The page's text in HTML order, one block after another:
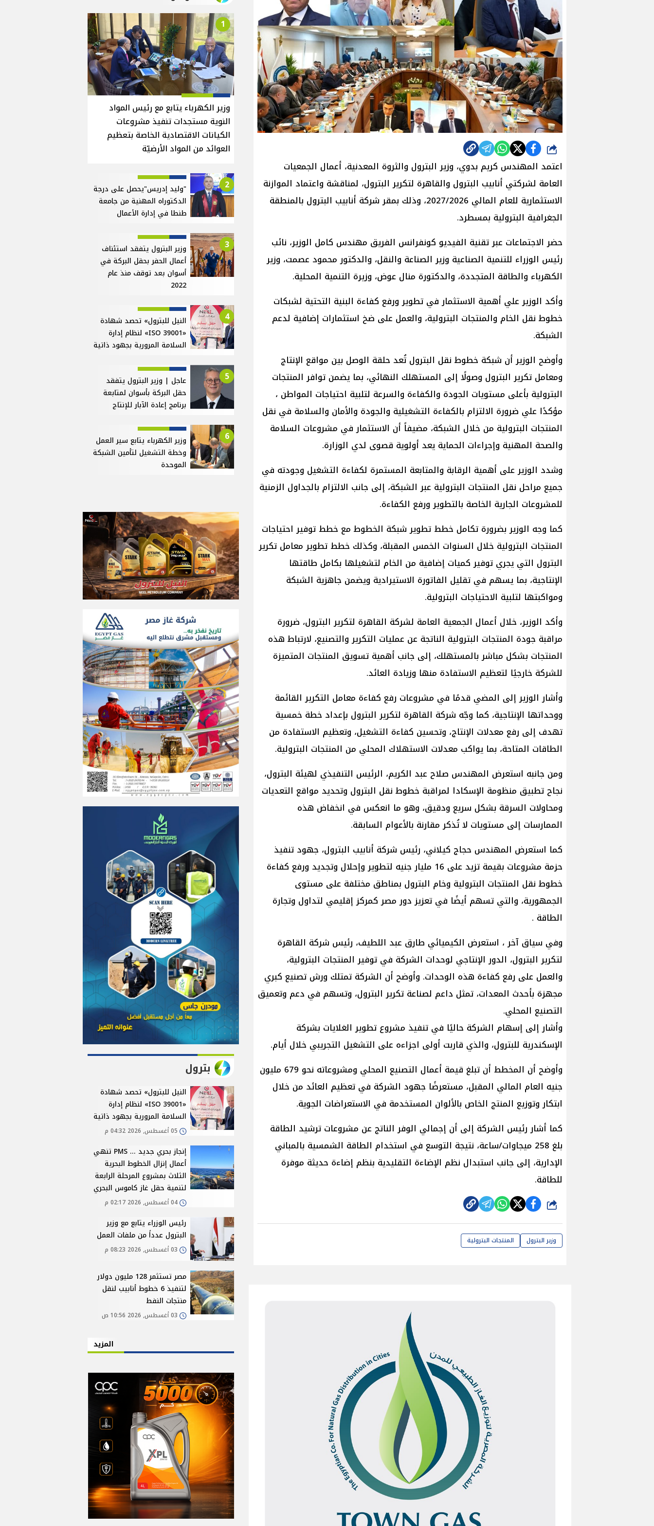
شارك
اعتمد المهندس كريم بدوي، وزير البترول والثروة المعدنية، أعمال الجمعيات
العامة لشركتي أنابيب البترول والقاهرة لتكرير البترول، لمناقشة واعتماد الموازنة
الاستثمارية للعام المالي 2027/2026، وذلك بمقر شركة أنابيب البترول بالمنطقة
الجغرافية البترولية بمسطرد.
حضر الاجتماعات عبر تقنية الفيديو كونفرانس الفريق مهندس كامل الوزير، نائب
رئيس الوزراء للتنمية الصناعية وزير الصناعة والنقل، والدكتور محمود عصمت، وزير
الكهرباء والطاقة المتجددة، والدكتورة منال عوض، وزيرة التنمية المحلية.
وأكد الوزير علي أهمية الاستثمار في تطوير ورفع كفاءة البنية التحتية لشبكات
خطوط نقل الخام والمنتجات البترولية، والعمل على ضخ استثمارات إضافية لدعم
الشبكة.
وأوضح الوزير أن شبكة خطوط نقل البترول تُعد حلقة الوصل بين مواقع الإنتاج
ومعامل تكرير البترول وصولًا إلى المستهلك النهائي، بما يضمن توافر المنتجات
البترولية بأعلى مستويات الجودة والكفاءة والسرعة لتلبية احتياجات المواطن ،
مؤكدًا علي ضرورة الالتزام بالكفاءة التشغيلية والجودة والأمان والسلامة في نقل
المنتجات البترولية من خلال الشبكة، مضيفاً أن الاستثمار في مشروعات السلامة
والصحة المهنية وإجراءات الحماية يعد أولوية قصوى لدي الوزارة.
وشدد الوزير على أهمية الرقابة والمتابعة المستمرة لكفاءة التشغيل وجودته في
جميع مراحل نقل المنتجات البترولية عبر الشبكة، إلى جانب الالتزام بالجداول الزمنية
للمشروعات الجارية الخاصة بالتطوير ورفع الكفاءة.
كما وجه الوزير بضرورة تكامل خطط تطوير شبكة الخطوط مع خطط توفير احتياجات
المنتجات البترولية خلال السنوات الخمس المقبلة، وكذلك خطط تطوير معامل تكرير
البترول التي يجري توفير كميات إضافية من الخام لتشغيلها بكامل طاقتها
الإنتاجية، بما يسهم في تقليل الفاتورة الاستيرادية ويضمن جاهزية الشبكة
ومواكبتها لتلبية الاحتياجات البترولية.
وأكد الوزير، خلال أعمال الجمعية العامة لشركة القاهرة لتكرير البترول، ضرورة
مراقبة جودة المنتجات البترولية الناتجة عن عمليات التكرير والتصنيع، لارتباط هذه
المنتجات بشكل مباشر بالمستهلك، إلى جانب أهمية تسويق المنتجات المتميزة
للشركة خارجيًا لتعظيم الاستفادة منها وزيادة العائد.
وأشار الوزير إلى المضي قدمًا في مشروعات رفع كفاءة معامل التكرير القائمة
ووحداتها الإنتاجية، كما وجّه شركة القاهرة لتكرير البترول بإعداد خطة خمسية
تهدف إلى رفع معدلات الإنتاج، وتحسين كفاءة التشغيل، وتعظيم الاستفادة من
الطاقات المتاحة، بما يواكب معدلات الاستهلاك المحلي من المنتجات البترولية.
ومن جانبه استعرض المهندس صلاح عبد الكريم، الرئيس التنفيذي لهيئة البترول،
نجاح تطبيق منظومة الإسكادا لمراقبة خطوط نقل البترول وتحديد مواقع التعديات
ومحاولات السرقة بشكل سريع ودقيق، وهو ما انعكس في انخفاض هذه
الممارسات إلى مستويات لا تُذكر مقارنة بالأعوام السابقة.
كما استعرض المهندس حجاج كيلاني، رئيس شركة أنابيب البترول، جهود تنفيذ
حزمة مشروعات بقيمة تزيد على 16 مليار جنيه لتطوير وإحلال وتجديد ورفع كفاءة
خطوط نقل المنتجات البترولية وخام البترول بمناطق مختلفة على مستوى
الجمهورية، والتي تسهم أيضًا في تعزيز دور مصر كمركز إقليمي لتداول وتجارة
الطاقة .
وفي سياق آخر ، استعرض الكيميائي طارق عبد اللطيف، رئيس شركة القاهرة
لتكرير البترول، الدور الإنتاجي لوحدات الشركة في توفير المنتجات البترولية،
والعمل على رفع كفاءة هذه الوحدات. وأوضح أن الشركة تمتلك ورش تصنيع كبري
مجهزة بأحدث المعدات، تمثل داعم لصناعة تكرير البترول، وتسهم في دعم وتعميق
التصنيع المحلي.
وأشار إلى إسهام الشركة حاليًا في تنفيذ مشروع تطوير الغلايات بشركة
الإسكندرية للبترول، والذي قاربت أولى اجزاءه على التشغيل التجريبي خلال أيام.
وأوضح أن المخطط أن تبلغ قيمة أعمال التصنيع المحلي ومشروعاته نحو 679 مليون
جنيه العام المالي المقبل، مستعرضًا جهود الشركة في تعظيم العائد من خلال
ابتكار وتوزيع المنتج الخاص بالألوان المستخدمة في الاستعراضات الجوية.
كما أشار رئيس الشركة إلى أن إجمالي الوفر الناتج عن مشروعات ترشيد الطاقة
بلغ 258 ميجاوات/ساعة، نتيجة التوسع في استخدام الطاقة الشمسية بالمباني
الإدارية، إلى جانب استبدال نظم الإضاءة التقليدية بنظم إضاءة حديثة موفرة
للطاقة.
شارك
وزير البترول المنتجات البترولية
1
وزير الكهرباء يتابع مع رئيس المواد
النوية مستجدات تنفيذ مشروعات
الكيانات الاقتصادية الخاصة بتعظيم
العوائد من المواد الأرضيّة
2
"وليد إدريس"يحصل على درجة
الدكتوراه المهنية من جامعة
طنطا في إدارة الأعمال
3
وزير البترول يتفقد استئناف
أعمال الحفر بحقل البركة في
أسوان بعد توقف منذ عام
2022
4
النيل للبترول» تحصد شهادة
«ISO 39001» لنظام إدارة
السلامة المرورية بجهود ذاتية
5
عاجل | وزير البترول يتفقد
حقل البركة بأسوان لمتابعة
برنامج إعادة الآبار للإنتاج
6
وزير الكهرباء يتابع سير العمل
وخطة التشغيل لتأمين الشبكة
الموحدة
بترول
النيل للبترول» تحصد شهادة
«ISO 39001» لنظام إدارة
السلامة المرورية بجهود ذاتية
05 أغسطس, 2026 04:32 م
إنجاز بحري جديد ... PMS تنهي
أعمال إنزال الخطوط البحرية
الثلاث بمشروع المرحلة الرابعة
لتنمية حقل غاز كاموس البحري
04 أغسطس, 2026 02:17 م
رئيس الوزراء يتابع مع وزير
البترول عدداً من ملفات العمل
03 أغسطس, 2026 08:23 م
مصر تستثمر 128 مليون دولار
لتنفيذ 6 خطوط أنابيب لنقل
منتجات النفط
03 أغسطس, 2026 10:56 ص
المزيد